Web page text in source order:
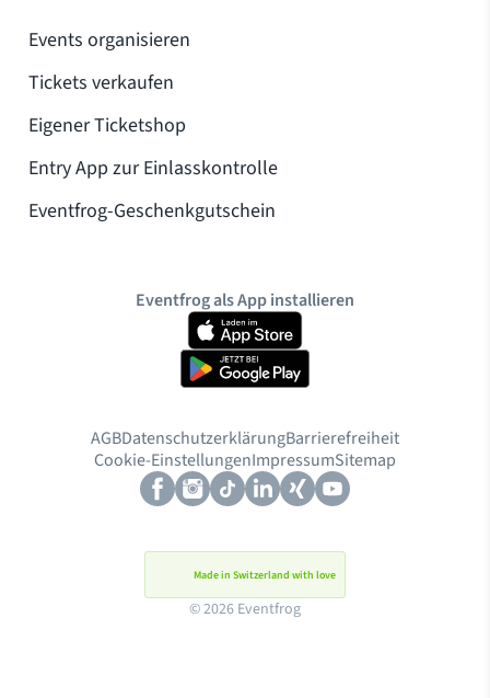
Events organisieren
Tickets verkaufen
Eigener Ticketshop
Entry App zur Einlasskontrolle
Eventfrog-Geschenkgutschein
Eventfrog als App installieren
Made in Switzerland with love
© 2026 Eventfrog
AGBDatenschutzerklärungBarrierefreiheit
Cookie-EinstellungenImpressumSitemap
Cookies
Deine Einwilligung kannst du jederzeit widerrufen. Mehr Informationen
Datenschutzerklärung.